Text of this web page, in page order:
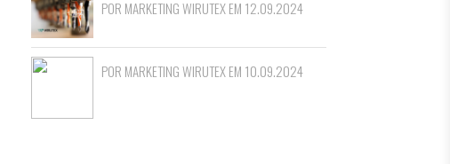
POR MARKETING WIRUTEX EM 12.09.2024
POR MARKETING WIRUTEX EM 10.09.2024